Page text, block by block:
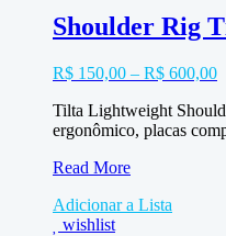
Shoulder Rig
R$ 150,00 – R$ 600,00
Tilta Lightweight
ergonômico, placas
Shoulder
Tilta
Completo
Read More
Adicionar a Lista
wishlist